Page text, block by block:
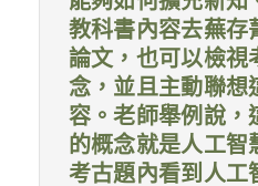
教科書內容去蕪存
論文，也可以檢視
念，並且主動聯想
容。老師舉例說，
的概念就是人工智
考古題內看到人工